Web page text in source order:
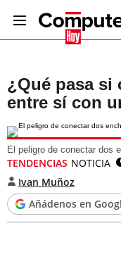
¿Qué pasa si
entre sí con
El peligro de conectar dos
TENDENCIAS NOTICIA
Ivan Muñoz
Añádenos en